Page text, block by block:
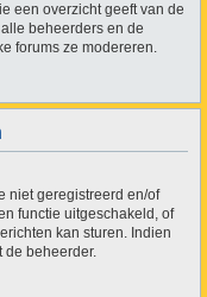
een overzicht geeft van de
beheerders en de
forums ze modereren.
niet geregistreerd en/of
functie uitgeschakeld, of
kan sturen. Indien
de beheerder.